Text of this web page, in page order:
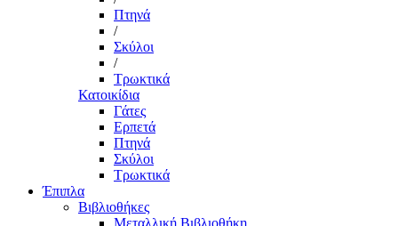
Πτηνά
/
Σκύλοι
/
Τρωκτικά
Κατοικίδια
Γάτες
Ερπετά
Πτηνά
Σκύλοι
Τρωκτικά
Έπιπλα
Βιβλιοθήκες
Μεταλλική Βιβλιοθήκη